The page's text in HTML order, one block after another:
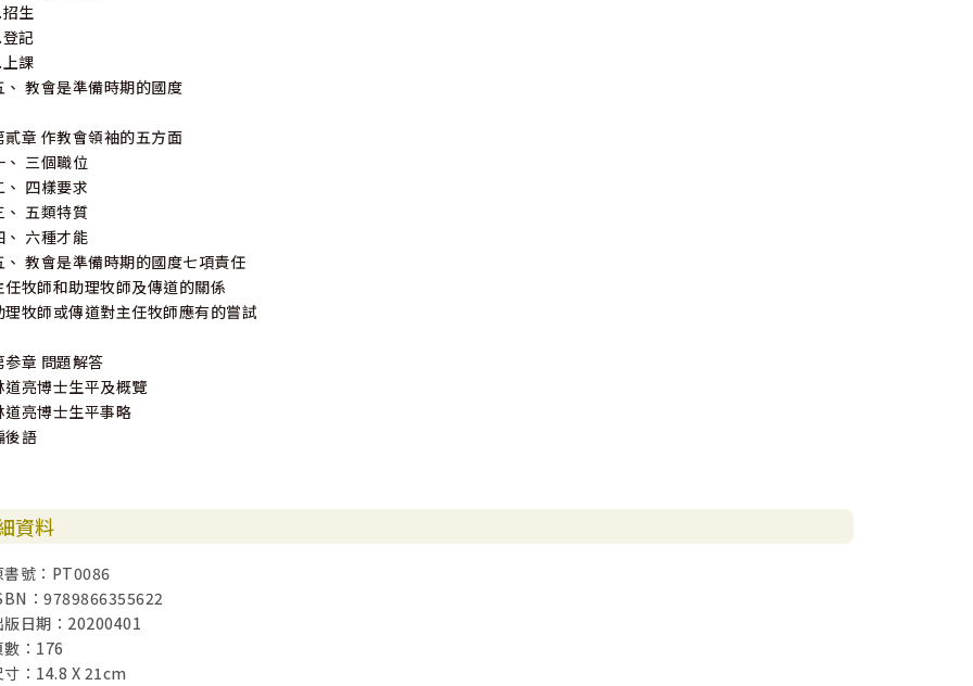
生
記
課
、 教會是準備時期的國度
貳章 作教會領袖的五方面
、 三個職位
、 四樣要求
、 五類特質
、 六種才能
、 教會是準備時期的國度七項責任
任牧師和助理牧師及傳道的關係
理牧師或傳道對主任牧師應有的嘗試
参章 問題解答
道亮博士生平及概覽
道亮博士生平事略
後語
資料
書號：PT0086
：9789866355622
版日期：20200401
數：176
寸：14.8 X 21cm